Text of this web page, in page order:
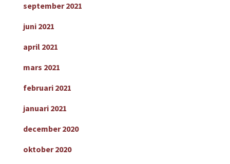
september 2021
juni 2021
april 2021
mars 2021
februari 2021
januari 2021
december 2020
oktober 2020